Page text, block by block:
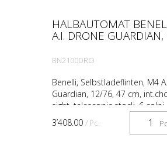
HALBAUTOMAT
A.I. DRONE
BN2100DRO
Benelli, Selbstladeflinten, M4
Guardian, 12/76, 47 cm,
sight, telescopic stock, 6 colpi,
Steiner MPS Red Dot 3.3 MOA
3’408.00 / Pc.